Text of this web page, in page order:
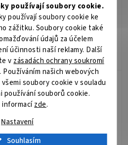
používají soubory cookie.
používají soubory cookie ke
zážitku. Soubory cookie také
údajů za účelem
účinnosti naší reklamy. Další
v zásadách ochrany soukromí
. Používáním našich webových
soubory cookie v souladu
používání souborů cookie.
informacízde.
Nastavení
Souhlasím
Do košíku
Flashdisk SanDisk Ultra Luxe
USB-C – vaše data v kapse
Flashdisk SanDisk Ultra Luxe
USB-C kombinuje elegantní
vzhled a vysokou přenosovou
rychlost, která vám umožní
efektivní...